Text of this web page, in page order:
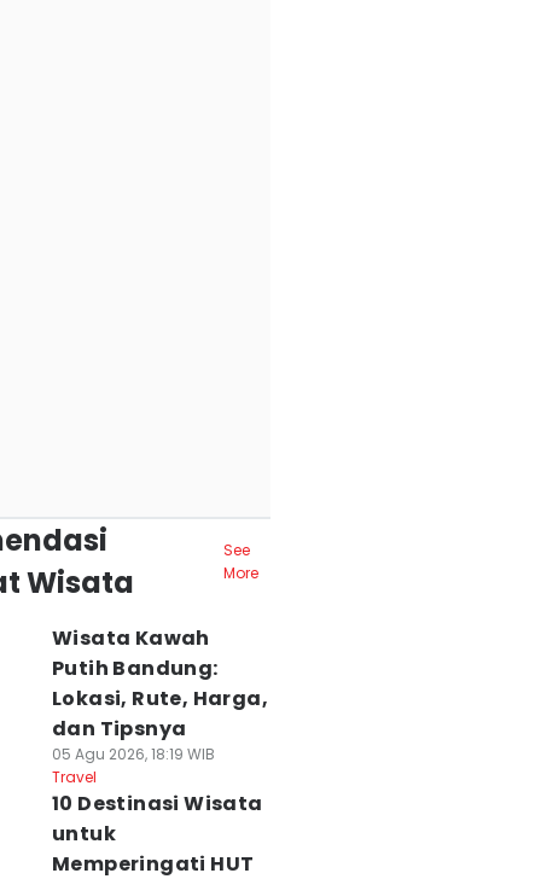
Wisata
See
More
Wisata Kawah
Putih Bandung:
Lokasi, Rute, Harga,
dan Tipsnya
05 Agu 2026, 18:19 WIB
Travel
10 Destinasi Wisata
untuk
Memperingati HUT